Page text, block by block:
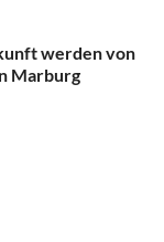
werden von
Marburg